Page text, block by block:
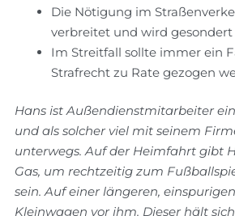
Die Nötigung im
verbreitet und wird
Im Streitfall sollte immer ein
Strafrecht zu Rate gezogen
Hans ist Außendienstmitarbeiter
und als solcher viel mit seinem
unterwegs. Auf der Heimfahrt gibt
Gas, um rechtzeitig zum
sein. Auf einer längeren,
Kleinwagen vor ihm. Dieser hält